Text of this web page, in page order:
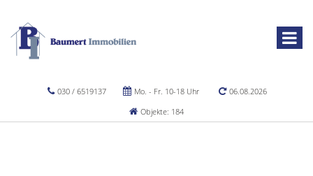
030 / 6519137 Mo. - Fr. 10-18 Uhr
06.08.2026
Objekte: 184